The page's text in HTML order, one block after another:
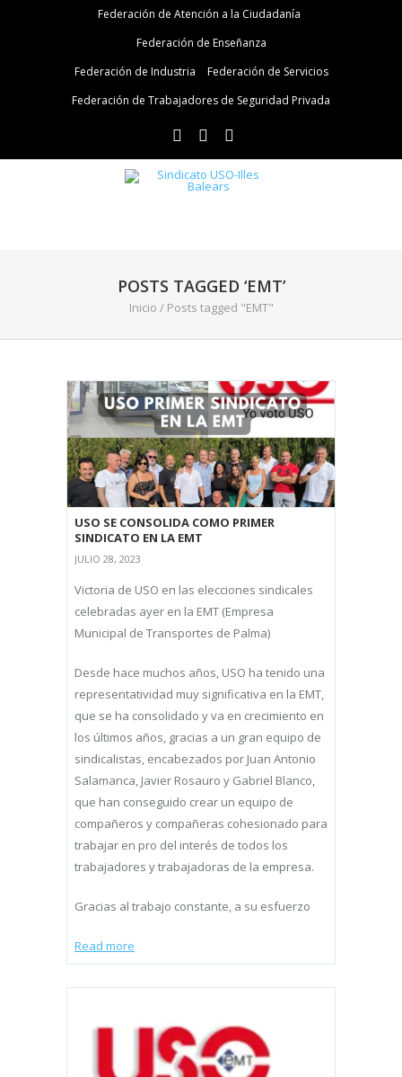
Federación de Atención a la Ciudadanía
Federación de Enseñanza
Federación de Industria
Federación de Servicios
Federación de Trabajadores de Seguridad Privada
POSTS TAGGED ‘EMT’
Inicio / Posts tagged "EMT"
USO SE CONSOLIDA COMO PRIMER
SINDICATO EN LA EMT
JULIO 28, 2023
Victoria de USO en las elecciones sindicales
celebradas ayer en la EMT (Empresa
Municipal de Transportes de Palma)
Desde hace muchos años, USO ha tenido una
representatividad muy significativa en la EMT,
que se ha consolidado y va en crecimiento en
los últimos años, gracias a un gran equipo de
sindicalistas, encabezados por Juan Antonio
Salamanca, Javier Rosauro y Gabriel Blanco,
que han conseguido crear un equipo de
compañeros y compañeras cohesionado para
trabajar en pro del interés de todos los
trabajadores y trabajadoras de la empresa.
Gracias al trabajo constante, a su esfuerzo
Read more